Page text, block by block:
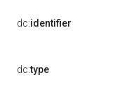
dc:identifier
dc:type